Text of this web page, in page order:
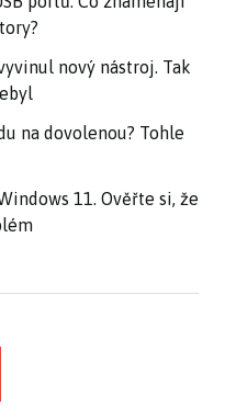
nový nástroj. Tak
na dovolenou? Tohle
11. Ověřte si, že